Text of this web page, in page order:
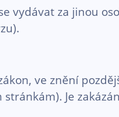
vydávat za jinou
ve znění
Je